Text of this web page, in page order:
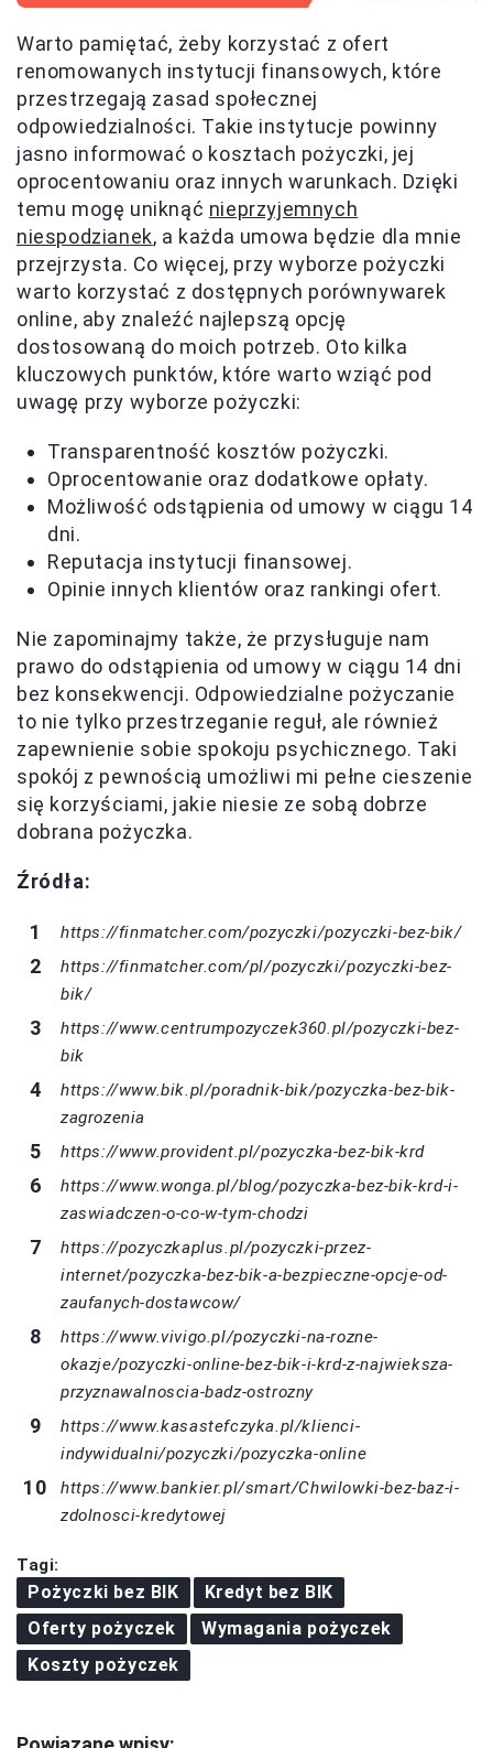
Warto pamiętać, żeby korzystać z ofert
renomowanych instytucji finansowych, które
przestrzegają zasad społecznej
odpowiedzialności. Takie instytucje powinny
jasno informować o kosztach pożyczki, jej
oprocentowaniu oraz innych warunkach. Dzięki
temu mogę uniknąć nieprzyjemnych
niespodzianek, a każda umowa będzie dla mnie
przejrzysta. Co więcej, przy wyborze pożyczki
warto korzystać z dostępnych porównywarek
online, aby znaleźć najlepszą opcję
dostosowaną do moich potrzeb. Oto kilka
kluczowych punktów, które warto wziąć pod
uwagę przy wyborze pożyczki:
Transparentność kosztów pożyczki.
Oprocentowanie oraz dodatkowe opłaty.
Możliwość odstąpienia od umowy w ciągu 14
dni.
Reputacja instytucji finansowej.
Opinie innych klientów oraz rankingi ofert.
Nie zapominajmy także, że przysługuje nam
prawo do odstąpienia od umowy w ciągu 14 dni
bez konsekwencji. Odpowiedzialne pożyczanie
to nie tylko przestrzeganie reguł, ale również
zapewnienie sobie spokoju psychicznego. Taki
spokój z pewnością umożliwi mi pełne cieszenie
się korzyściami, jakie niesie ze sobą dobrze
dobrana pożyczka.
Źródła:
https://finmatcher.com/pozyczki/pozyczki-bez-bik/
https://finmatcher.com/pl/pozyczki/pozyczki-bez-
bik/
https://www.centrumpozyczek360.pl/pozyczki-bez-
bik
https://www.bik.pl/poradnik-bik/pozyczka-bez-bik-
zagrozenia
https://www.provident.pl/pozyczka-bez-bik-krd
https://www.wonga.pl/blog/pozyczka-bez-bik-krd-i-
zaswiadczen-o-co-w-tym-chodzi
https://pozyczkaplus.pl/pozyczki-przez-
internet/pozyczka-bez-bik-a-bezpieczne-opcje-od-
zaufanych-dostawcow/
https://www.vivigo.pl/pozyczki-na-rozne-
okazje/pozyczki-online-bez-bik-i-krd-z-najwieksza-
przyznawalnoscia-badz-ostrozny
https://www.kasastefczyka.pl/klienci-
indywidualni/pozyczki/pozyczka-online
https://www.bankier.pl/smart/Chwilowki-bez-baz-i-
zdolnosci-kredytowej
Tagi:
Pożyczki bez BIK
Kredyt bez BIK
Oferty pożyczek
Wymagania pożyczek
Koszty pożyczek